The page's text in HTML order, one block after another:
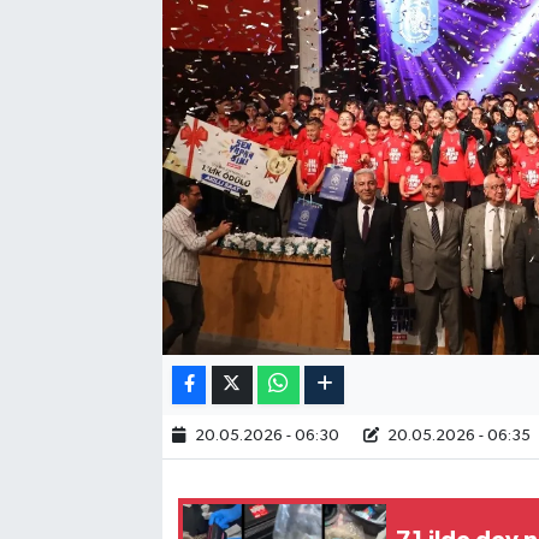
20.05.2026 - 06:30 20.05.2026 - 06:35
RESMİ İLAN